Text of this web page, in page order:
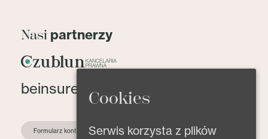
Nasi partnerzy
beinsured@beinsured.pl
Formularz kontaktowy
Cookies
Serwis korzysta z plików